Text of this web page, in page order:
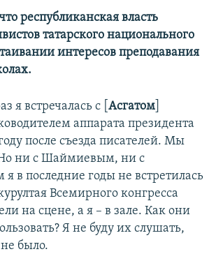
республиканская власть
татарского национального
интересов преподавания
я встречалась с [ Асгатом
аппарата президента
после съезда писателей. Мы
ни с Шаймиевым, ни с
в последние годы не встретилась
Всемирного конгресса
на сцене, а я – в зале. Как они
Я не буду их слушать,
было.